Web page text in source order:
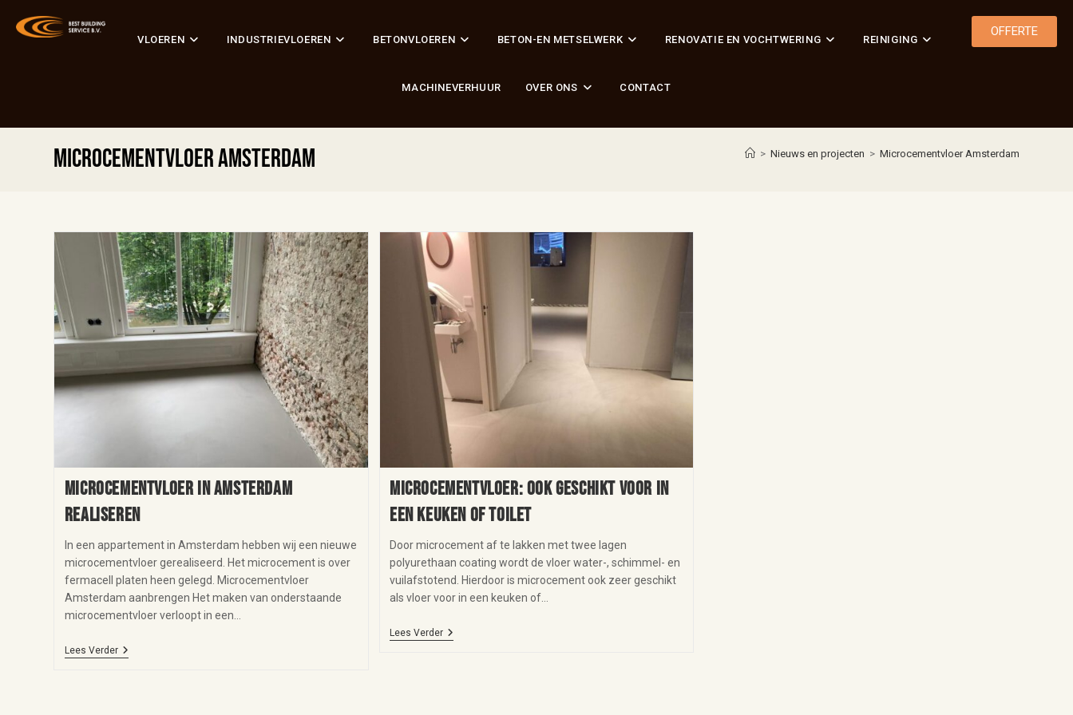
VLOEREN INDUSTRIEVLOEREN BETONVLOEREN BETON-EN METSELWERK RENOVATIE EN VOCHTWERING REINIGING
MACHINEVERHUUR OVER ONS CONTACT
OFFERTE
Microcementvloer Amsterdam > Nieuws en projecten > Microcementvloer Amsterdam
Microcementvloer in Amsterdam
realiseren
In een appartement in Amsterdam hebben wij een nieuwe
microcementvloer gerealiseerd. Het microcement is over
fermacell platen heen gelegd. Microcementvloer
Amsterdam aanbrengen Het maken van onderstaande
microcementvloer verloopt in een…
Lees Verder
Microcementvloer: ook geschikt voor in
een keuken of toilet
Door microcement af te lakken met twee lagen
polyurethaan coating wordt de vloer water-, schimmel- en
vuilafstotend. Hierdoor is microcement ook zeer geschikt
als vloer voor in een keuken of…
Lees Verder